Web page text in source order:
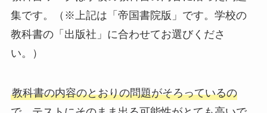
集です。（※上記は「帝国書院版」です。学校の
教科書の「出版社」に合わせてお選びくださ
い。）
教科書の内容のとおりの問題がそろっているの